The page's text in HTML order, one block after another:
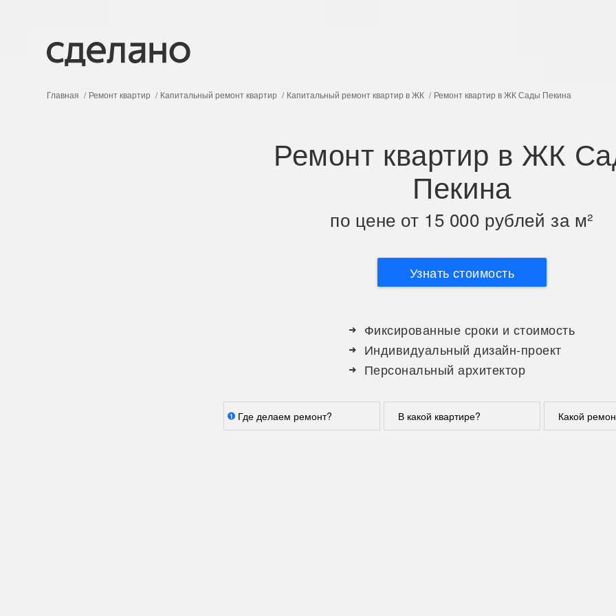
Главная Ремонт квартир Капитальный ремонт квартир Капитальный ремонт квартир в ЖК Ремонт квартир в ЖК Сады Пекина
Ремонт квартир в ЖК
Пекина
по цене от 15 000 рублей за м²
Узнать стоимость
Фиксированные сроки и стоимость
Индивидуальный дизайн-проект
Персональный архитектор
Где делаем ремонт?
1 В какой квартире? Какой